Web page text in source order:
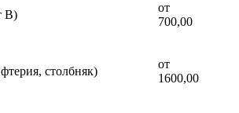
В)
от
700,00
столбняк)
от
1600,00